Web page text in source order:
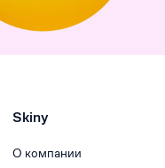
Skiny
О компании